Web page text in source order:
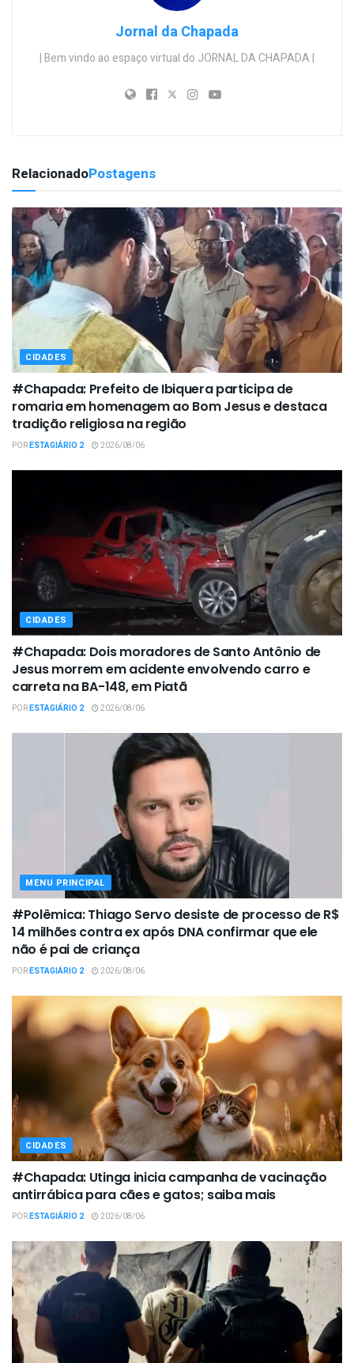
Jornal da Chapada
| Bem vindo ao espaço virtual do JORNAL DA CHAPADA |
RelacionadoPostagens
CIDADES
#Chapada: Prefeito de Ibiquera participa de
romaria em homenagem ao Bom Jesus e destaca
tradição religiosa na região
PORESTAGIÁRIO 2 2026/08/06
CIDADES
#Chapada: Dois moradores de Santo Antônio de
Jesus morrem em acidente envolvendo carro e
carreta na BA-148, em Piatã
PORESTAGIÁRIO 2 2026/08/06
MENU PRINCIPAL
#Polêmica: Thiago Servo desiste de processo de R$
14 milhões contra ex após DNA confirmar que ele
não é pai de criança
PORESTAGIÁRIO 2 2026/08/06
CIDADES
#Chapada: Utinga inicia campanha de vacinação
antirrábica para cães e gatos; saiba mais
PORESTAGIÁRIO 2 2026/08/06